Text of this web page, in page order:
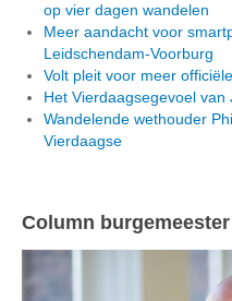
op vier dagen wandelen
Meer aandacht voor
Leidschendam-Voorburg
Volt pleit voor meer
Het Vierdaagsegevoel van
Wandelende wethouder
Vierdaagse
Column